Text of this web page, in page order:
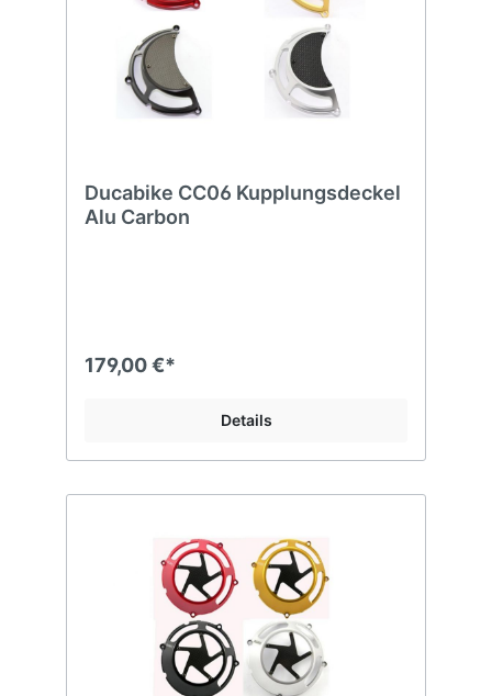
Ducabike CC06 Kupplungsdeckel
Alu Carbon
179,00 €*
Details